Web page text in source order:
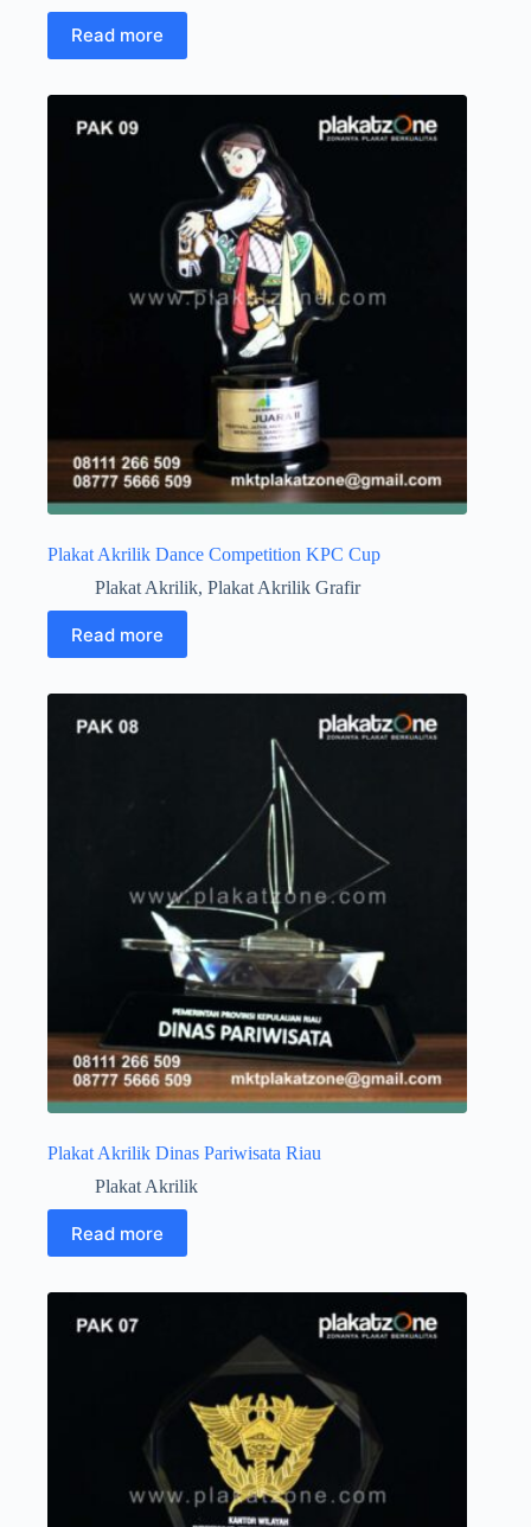
Read more
Plakat Akrilik Dance Competition KPC Cup
Plakat Akrilik, Plakat Akrilik Grafir
Read more
Plakat Akrilik Dinas Pariwisata Riau
Plakat Akrilik
Read more